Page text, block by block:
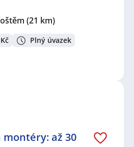
(21 km)
Plný úvazek
až 30